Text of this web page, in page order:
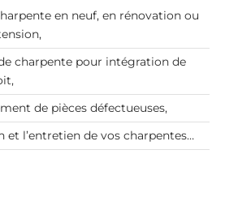
en neuf, en rénovation ou
charpente pour intégration de
de pièces défectueuses,
et l’entretien de vos charpentes…